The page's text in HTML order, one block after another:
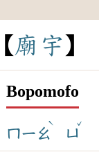
廟 宇
Bopomofo
ㄇㄧㄠ
ˋ
ㄩ
ˇ